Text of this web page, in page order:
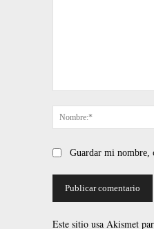
Guardar mi nombre,
Este sitio usa Akismet